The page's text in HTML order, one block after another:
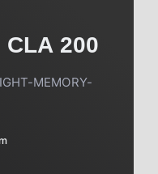
CLA 200
MEMORY-